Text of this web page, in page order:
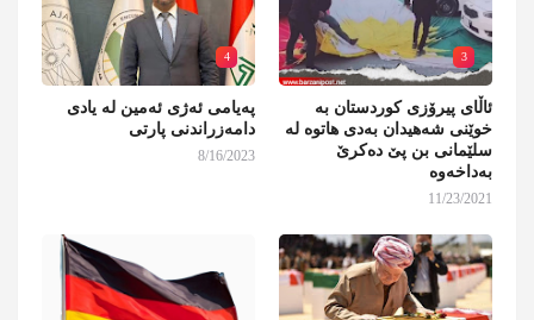
3
ئاڵای پیرۆزی کوردستان بە
خوێنی شەهیدان بەدی هاتوە لە
سلێمانی بن پێ دەکرێ
بەداخەوە
11/23/2021
4
پەیامی ئەژی ئەمین لە یادی
دامەزراندنی پارتی
8/16/2023